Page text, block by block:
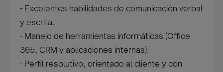
- Excelentes habilidades de comunicación verbal
y escrita.
- Manejo de herramientas informáticas (Office
365, CRM y aplicaciones internas).
- Perfil resolutivo, orientado al cliente y con